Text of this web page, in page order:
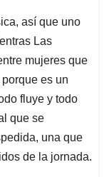
así que uno
Las
mujeres que
es un
fluye y todo
que se
una que
de la jornada.